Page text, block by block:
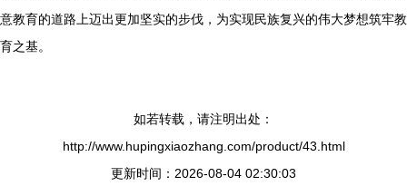
意教育的道路上迈出更加坚实的步伐，为实现民族复兴的伟大梦想筑牢教
育之基。
如若转载，请注明出处：
http://www.hupingxiaozhang.com/product/43.html
更新时间：2026-08-04 02:30:03